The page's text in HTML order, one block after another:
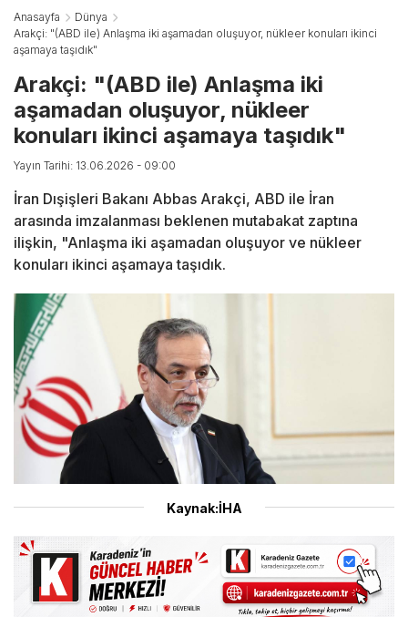
Anasayfa
Dünya
Arakçi: "(ABD ile) Anlaşma iki aşamadan oluşuyor, nükleer konuları ikinci
aşamaya taşıdık"
Arakçi: "(ABD ile) Anlaşma iki
aşamadan oluşuyor, nükleer
konuları ikinci aşamaya taşıdık"
Yayın Tarihi: 13.06.2026 - 09:00
İran Dışişleri Bakanı Abbas Arakçi, ABD ile İran
arasında imzalanması beklenen mutabakat zaptına
ilişkin, "Anlaşma iki aşamadan oluşuyor ve nükleer
konuları ikinci aşamaya taşıdık.
Kaynak:İHA